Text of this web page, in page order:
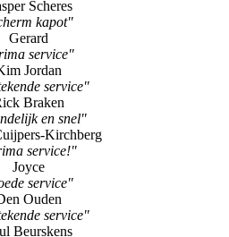
Scheres
kapot"
Gerard
service"
Jordan
service"
Braken
en snel"
Kirchberg
service!"
Joyce
service"
Ouden
service"
Beurskens